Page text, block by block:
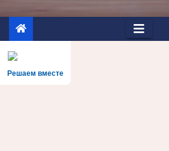
Решаем вместе